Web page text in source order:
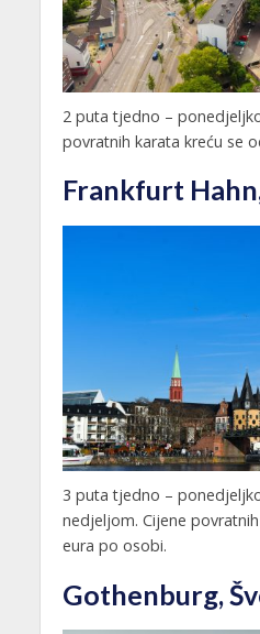
2 puta tjedno –
povratnih karata kreću se
Frankfurt
3 puta tjedno –
nedjeljom. Cijene
eura po osobi.
Gothenburg,